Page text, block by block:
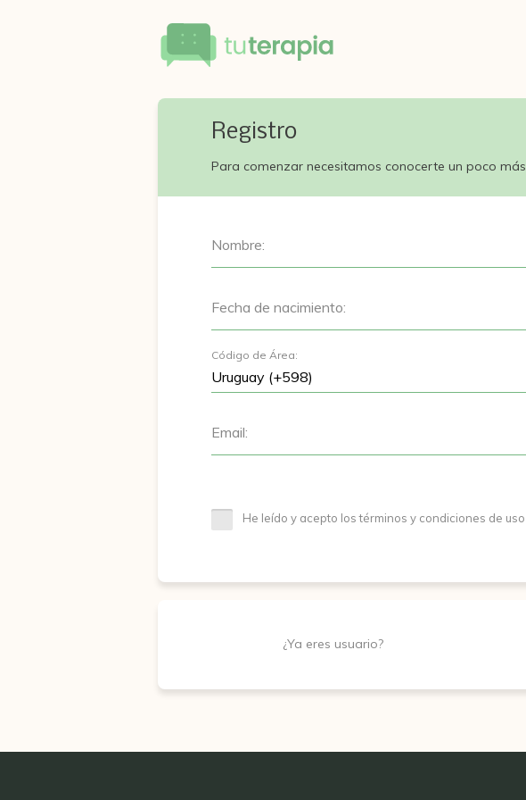
Registro
Para comenzar necesitamos conocerte un poco más
Nombre:
Fecha de nacimiento:
Código de Área:
Email:
He leído y acepto los términos y condiciones de uso
¿Ya eres usuario?